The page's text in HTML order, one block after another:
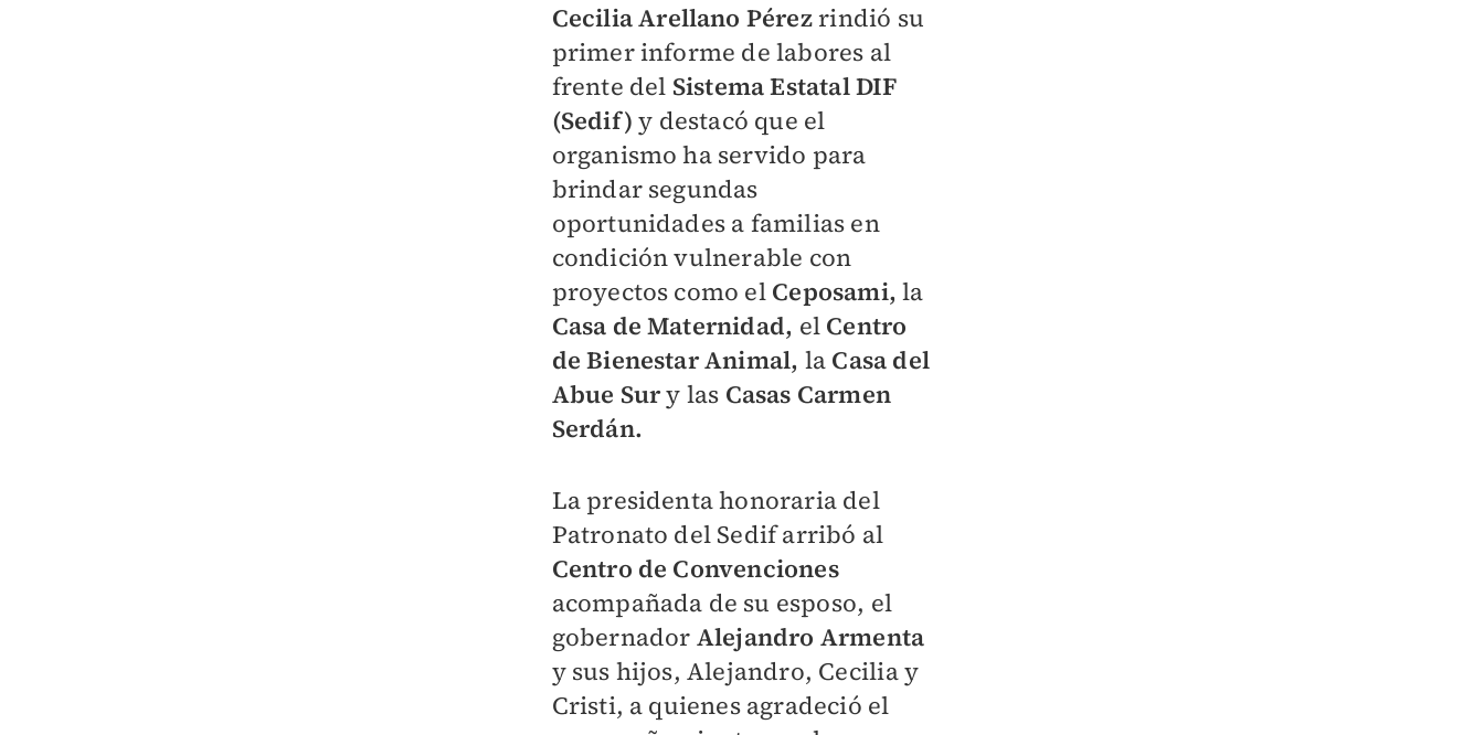
Cecilia Arellano Pérezrindió su
primer informe de labores al
frente del Sistema Estatal DIF
(Sedif)y destacó que el
organismo ha servido para
brindar segundas
oportunidades a familias en
condición vulnerable con
proyectos como el Ceposami, la
Casa de Maternidad, el Centro
de Bienestar Animal, la Casa del
Abue Sury las Casas Carmen
Serdán.
La presidenta honoraria del
Patronato del Sedif arribó al
Centro de Convenciones
acompañada de su esposo, el
gobernador Alejandro Armenta
y sus hijos, Alejandro, Cecilia y
Cristi, a quienes agradeció el